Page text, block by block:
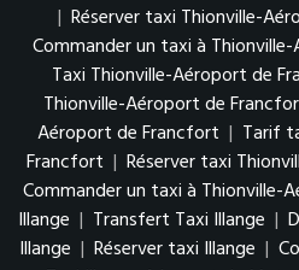
| Réserver taxi Thionville-
Commander un taxi à
Taxi Thionville-Aéroport de
Thionville-Aéroport de
Aéroport de Francfort | Tarif
Francfort | Réserver taxi
Commander un taxi à Thionville-
Illange | Transfert Taxi Illange |
Illange | Réserver taxi Illange |